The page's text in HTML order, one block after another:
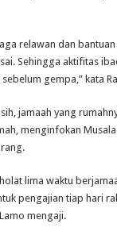
relawan dan
Sehingga aktifitas
gempa,” kata
jamaah yang
menginfokan
lima waktu
pengajian tiap hari
mengaji.